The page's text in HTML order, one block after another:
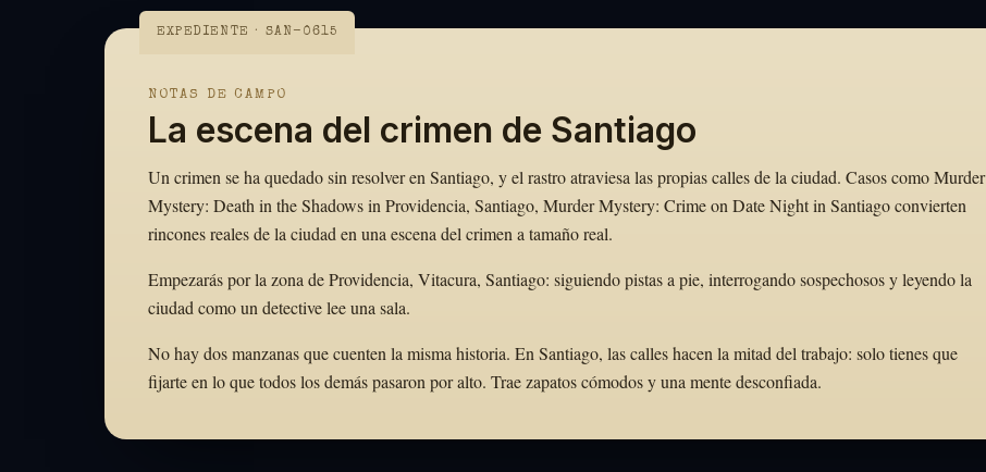
EXPEDIENTE · SAN-0615
NOTAS DE CAMPO
La escena del crimen de Santiago
Un crimen se ha quedado sin resolver en Santiago, y el rastro atraviesa las propias calles de la ciudad. Casos como Murder
Mystery: Death in the Shadows in Providencia, Santiago, Murder Mystery: Crime on Date Night in Santiago convierten
rincones reales de la ciudad en una escena del crimen a tamaño real.
Empezarás por la zona de Providencia, Vitacura, Santiago: siguiendo pistas a pie, interrogando sospechosos y leyendo la
ciudad como un detective lee una sala.
No hay dos manzanas que cuenten la misma historia. En Santiago, las calles hacen la mitad del trabajo: solo tienes que
fijarte en lo que todos los demás pasaron por alto. Trae zapatos cómodos y una mente desconfiada.